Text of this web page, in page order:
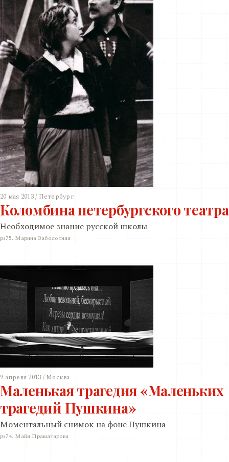
20 мая 2013 / Петербург
Коломбина петербургского театра
Необходимое знание русской школы
ps75. Марина Заболотняя
9 апреля 2013 / Москва
Маленькая трагедия «Маленьких
трагедий Пушкина»
Моментальный снимок на фоне Пушкина
ps74. Майя Праматарова